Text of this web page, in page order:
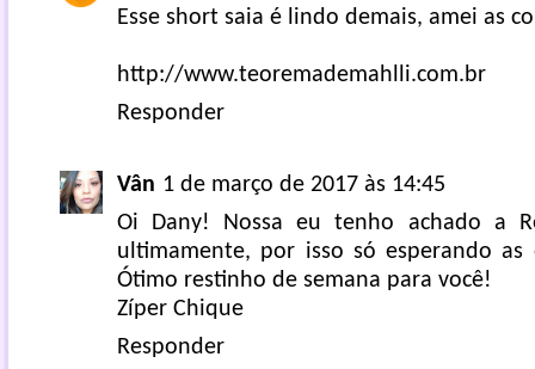
Esse short saia é lindo demais, amei as
http://www.teoremademahlli.com.br
Responder
Vân 1 de março de 2017 às 14:45
Oi Dany! Nossa eu tenho achado a
ultimamente, por isso só esperando as
Ótimo restinho de semana para você!
Zíper Chique
Responder